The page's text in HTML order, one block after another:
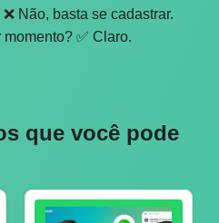
Não, basta se cadastrar.
✅ Claro.
que você pode